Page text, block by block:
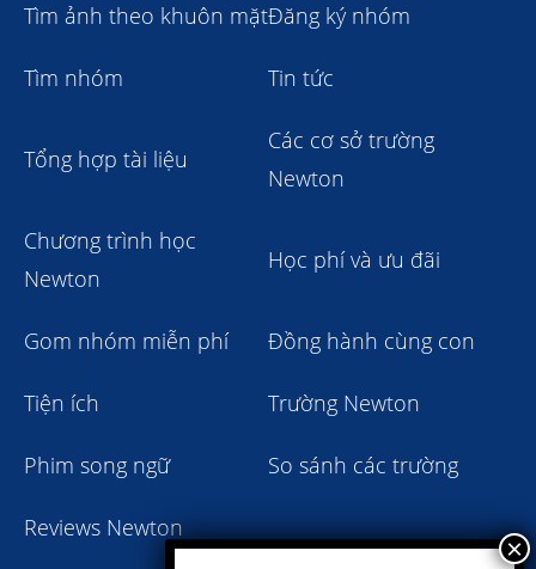
Tìm ảnh theo khuôn mặtĐăng ký nhóm
Tìm nhóm Tin tức
Tổng hợp tài liệu
Các cơ sở trường
Newton
Chương trình học
Newton
Học phí và ưu đãi
Gom nhóm miễn phí Đồng hành cùng con
Tiện ích Trường Newton
Phim song ngữ So sánh các trường
Reviews Newton